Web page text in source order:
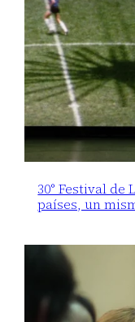
30° Festival de
países, un